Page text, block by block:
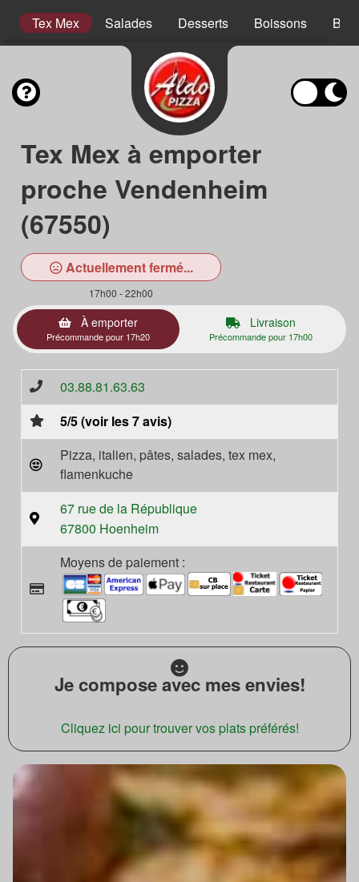
Tex Mex Salades Desserts Boissons
Tex Mex à emporter
proche Vendenheim
(67550)
Actuellement fermé...
17h00 - 22h00
À emporter
Précommande pour 17h20
Livraison
Précommande pour 17h00
03.88.81.63.63
5/5 (voir les 7 avis)
Pizza, italien, pâtes, salades, tex mex,
flamenkuche
67 rue de la République
67800 Hoenheim
Moyens de paiement :
Je compose avec mes envies!
Cliquez ici pour trouver vos plats préférés!